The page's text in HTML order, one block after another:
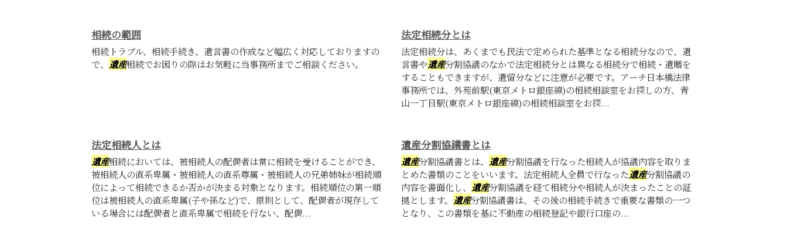
相続の範囲
相続トラブル、相続手続き、遺言書の作成など幅広く対応しておりますの
で、 遺産相続でお困りの際はお気軽に当事務所までご相談ください。
法定相続分とは
法定相続分は、あくまでも民法で定められた基準となる相続分なので、遺
言書や遺産分割協議のなかで法定相続分とは異なる相続分で相続・遺贈を
することもできますが、遺留分などに注意が必要です。アーチ日本橋法律
事務所では、外苑前駅(東京メトロ銀座線)の相続相談室をお探しの方、青
山一丁目駅(東京メトロ銀座線)の相続相談室をお探...
法定相続人とは
遺産相続においては、被相続人の配偶者は常に相続を受けることができ、
被相続人の直系卑属・被相続人の直系尊属・被相続人の兄弟姉妹が相続順
位によって相続できるか否かが決まる対象となります。相続順位の第一順
位は被相続人の直系卑属(子や孫など)で、原則として、配偶者が現存して
いる場合には配偶者と直系卑属で相続を行ない、配偶...
遺産分割協議書とは
遺産分割協議書とは、 遺産分割協議を行なった相続人が協議内容を取りま
とめた書類のことをいいます。法定相続人全員で行なった遺産分割協議の
内容を書面化し、 遺産分割協議を経て相続分や相続人が決まったことの証
拠とします。 遺産分割協議書は、その後の相続手続きで重要な書類の一つ
となり、この書類を基に不動産の相続登記や銀行口座の...